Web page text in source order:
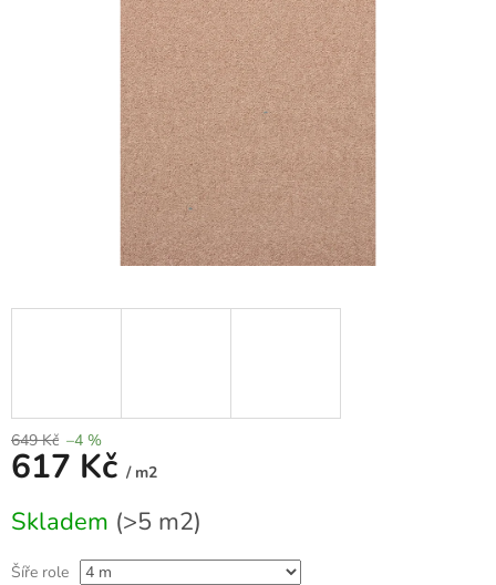
649 Kč –4 %
617 Kč / m2
cena:
Skladem (>5 m2)
Šíře role